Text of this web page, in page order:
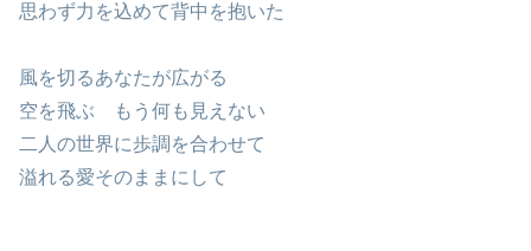
思わず力を込めて背中を抱いた
風を切るあなたが広がる
空を飛ぶ もう何も見えない
二人の世界に歩調を合わせて
溢れる愛そのままにして